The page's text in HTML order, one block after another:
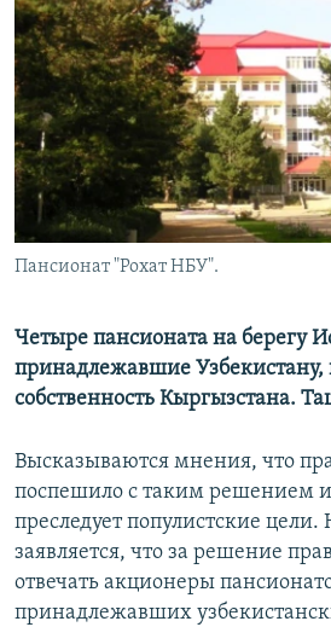
TÜRKMENÇE
Пансионат "Рохат НБУ".
Четыре пансионата на берегу
принадлежавшие
собственность Кыргызстана.
Высказываются мнения, что
поспешило с таким решением
преследует популистские
заявляется, что за решение
отвечать акционеры
принадлежавших